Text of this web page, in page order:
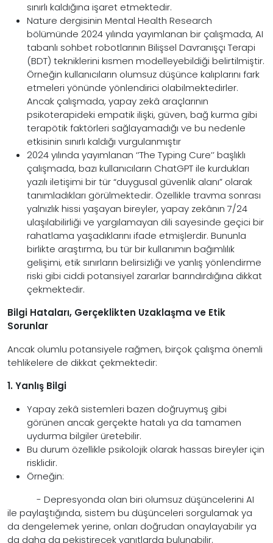
sınırlı kaldığına işaret etmektedir.
Nature dergisinin Mental Health Research
bölümünde 2024 yılında yayımlanan bir çalışmada, AI
tabanlı sohbet robotlarının Bilişsel Davranışçı Terapi
(BDT) tekniklerini kısmen modelleyebildiği belirtilmiştir.
Örneğin kullanıcıların olumsuz düşünce kalıplarını fark
etmeleri yönünde yönlendirici olabilmektedirler.
Ancak çalışmada, yapay zekâ araçlarının
psikoterapideki empatik ilişki, güven, bağ kurma gibi
terapötik faktörleri sağlayamadığı ve bu nedenle
etkisinin sınırlı kaldığı vurgulanmıştır
2024 yılında yayımlanan ‘’The Typing Cure’’ başlıklı
çalışmada, bazı kullanıcıların ChatGPT ile kurdukları
yazılı iletişimi bir tür “duygusal güvenlik alanı” olarak
tanımladıkları görülmektedir. Özellikle travma sonrası
yalnızlık hissi yaşayan bireyler, yapay zekânın 7/24
ulaşılabilirliği ve yargılamayan dili sayesinde geçici bir
rahatlama yaşadıklarını ifade etmişlerdir. Bununla
birlikte araştırma, bu tür bir kullanımın bağımlılık
gelişimi, etik sınırların belirsizliği ve yanlış yönlendirme
riski gibi ciddi potansiyel zararlar barındırdığına dikkat
çekmektedir.
Bilgi Hataları, Gerçeklikten Uzaklaşma ve Etik
Sorunlar
Ancak olumlu potansiyele rağmen, birçok çalışma önemli
tehlikelere de dikkat çekmektedir:
1. Yanlış Bilgi
Yapay zekâ sistemleri bazen doğruymuş gibi
görünen ancak gerçekte hatalı ya da tamamen
uydurma bilgiler üretebilir.
Bu durum özellikle psikolojik olarak hassas bireyler için
risklidir.
Örneğin:
- Depresyonda olan biri olumsuz düşüncelerini AI
ile paylaştığında, sistem bu düşünceleri sorgulamak ya
da dengelemek yerine, onları doğrudan onaylayabilir ya
da daha da pekiştirecek yanıtlarda bulunabilir.